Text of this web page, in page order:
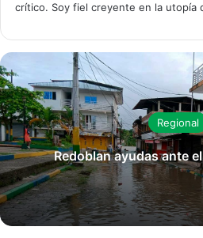
crítico. Soy fiel creyente en la utopía
Regional
Redoblan ayudas ante